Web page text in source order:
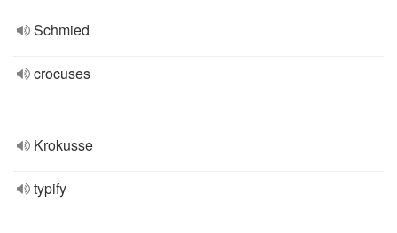
Schmied
crocuses
Krokusse
typify